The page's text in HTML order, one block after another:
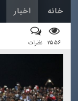
خانه اخبار
۲۵۵۶ نظرات